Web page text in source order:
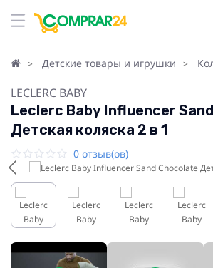
Детские товары и игрушки
LECLERC BABY
Leclerc Baby Influencer
Детская коляска 2 в 1
0 отзыв(ов)